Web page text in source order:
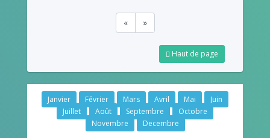
« »
Haut de page
Janvier Février Mars Avril Mai
Juin
Juillet
Août Septembre
Octobre
Novembre
Decembre